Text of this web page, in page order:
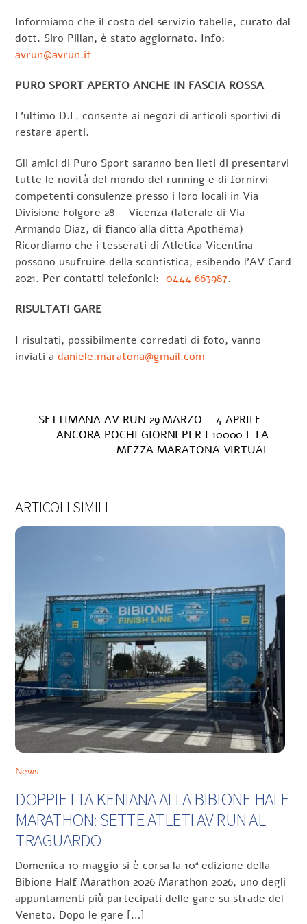
Informiamo che il costo del servizio tabelle, curato dal
dott. Siro Pillan, è stato aggiornato. Info:
avrun@avrun.it
PURO SPORT APERTO ANCHE IN FASCIA ROSSA
L’ultimo D.L. consente ai negozi di articoli sportivi di
restare aperti.
Gli amici di Puro Sport saranno ben lieti di presentarvi
tutte le novità del mondo del running e di fornirvi
competenti consulenze presso i loro locali in Via
Divisione Folgore 28 – Vicenza (laterale di Via
Armando Diaz, di fianco alla ditta Apothema)
Ricordiamo che i tesserati di Atletica Vicentina
possono usufruire della scontistica, esibendo l’AV Card
2021. Per contatti telefonici:0444 663987.
RISULTATI GARE
I risultati, possibilmente corredati di foto, vanno
inviati adaniele.maratona@gmail.com
SETTIMANA AV RUN 29 MARZO – 4 APRILE
ANCORA POCHI GIORNI PER I 10000 E LA
MEZZA MARATONA VIRTUAL
ARTICOLI SIMILI
News
DOPPIETTA KENIANA ALLA BIBIONE HALF
MARATHON: SETTE ATLETI AV RUN AL
TRAGUARDO
Domenica 10 maggio si è corsa la 10ª edizione della
Bibione Half Marathon 2026 Marathon 2026, uno degli
appuntamenti più partecipati delle gare su strade del
Veneto. Dopo le gare […]